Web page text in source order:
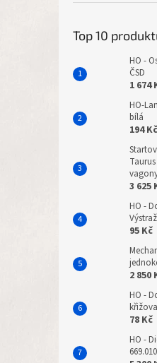
Top 10
HO -
ČSD
1 674
HO-
bílá
194 Kč
3 625
HO -
95 Kč
2 850
HO -
78 Kč
HO -